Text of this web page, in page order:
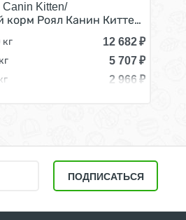
от 1 до 4 месяцев 4 кг
Canin Kitten/
корм Роял Канин Киттен для
кг 12 682₽
5 707₽
2 966 ₽
ПОДПИСАТЬСЯ